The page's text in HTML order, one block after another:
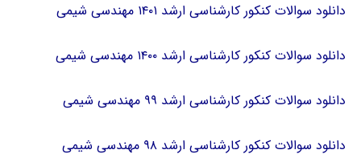
دانلود سوالات کنکور کارشناسی ارشد ۱۴۰۱ مهندسی شیمی
دانلود سوالات کنکور کارشناسی ارشد ۱۴۰۰ مهندسی شیمی
دانلود سوالات کنکور کارشناسی ارشد ۹۹ مهندسی شیمی
دانلود سوالات کنکور کارشناسی ارشد ۹۸ مهندسی شیمی